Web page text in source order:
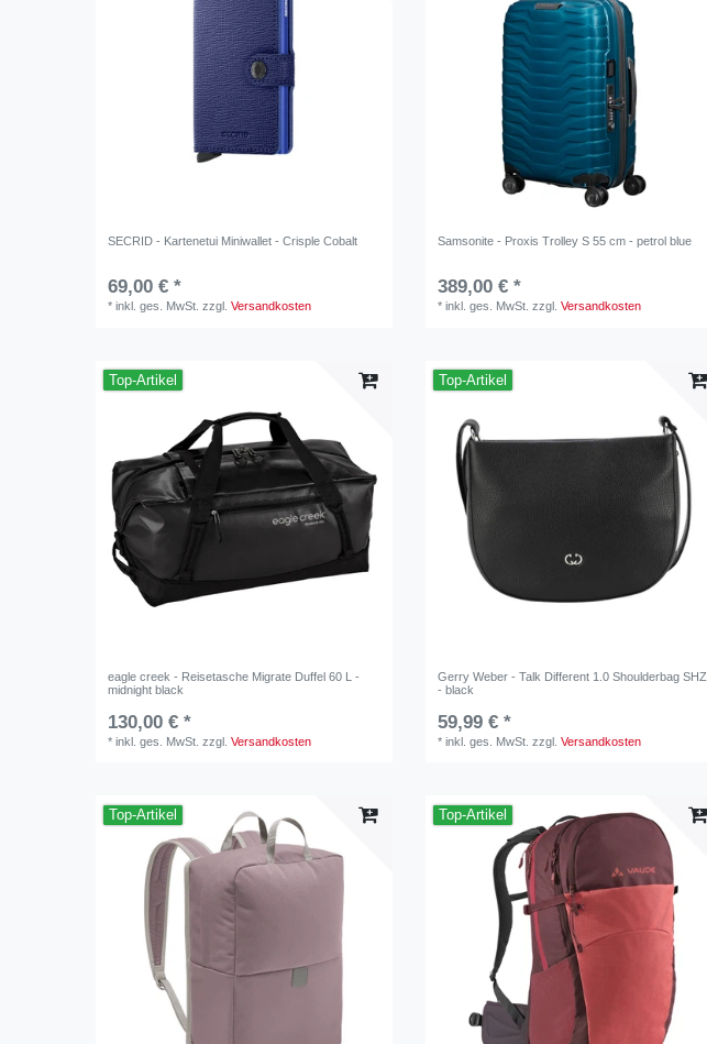
SECRID - Kartenetui Miniwallet - Crisple Cobalt
69,00 € *
*inkl. ges. MwSt. zzgl.Versandkosten
Samsonite - Proxis Trolley S 55 cm - petrol blue
389,00 € *
*inkl. ges. MwSt. zzgl.Versandkosten
Top-Artikel
eagle creek - Reisetasche Migrate Duffel 60 L -
midnight black
130,00 € *
*inkl. ges. MwSt. zzgl.Versandkosten
Top-Artikel
Gerry Weber - Talk Different 1.0 Shoulderbag SHZ
- black
59,99 € *
*inkl. ges. MwSt. zzgl.Versandkosten
Top-Artikel Top-Artikel